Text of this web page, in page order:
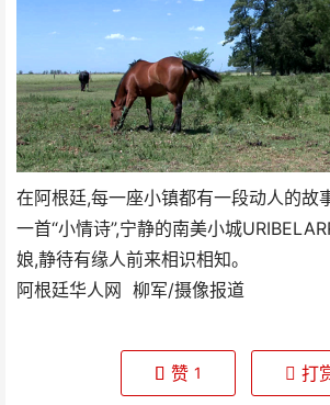
在阿根廷,每一座小镇都有一段动人的故
一首“小情诗”,宁静的南美小城
娘,静待有缘人前来相识相知。
阿根廷华人网 柳军/摄像报道
赞 1 打